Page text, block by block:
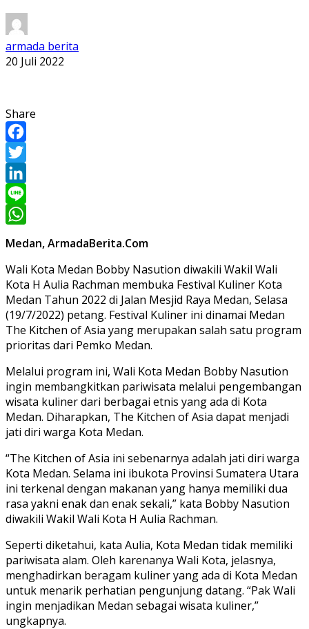
armada berita
20 Juli 2022
Share
Facebook
Twitter
LinkedIn
Line
Medan, ArmadaBerita.Com
Wali Kota Medan Bobby Nasution diwakili Wakil Wali
Kota H Aulia Rachman membuka Festival Kuliner Kota
Medan Tahun 2022 di Jalan Mesjid Raya Medan, Selasa
(19/7/2022) petang. Festival Kuliner ini dinamai Medan
The Kitchen of Asia yang merupakan salah satu program
prioritas dari Pemko Medan.
Melalui program ini, Wali Kota Medan Bobby Nasution
ingin membangkitkan pariwisata melalui pengembangan
wisata kuliner dari berbagai etnis yang ada di Kota
Medan. Diharapkan, The Kitchen of Asia dapat menjadi
jati diri warga Kota Medan.
“The Kitchen of Asia ini sebenarnya adalah jati diri warga
Kota Medan. Selama ini ibukota Provinsi Sumatera Utara
ini terkenal dengan makanan yang hanya memiliki dua
rasa yakni enak dan enak sekali,” kata Bobby Nasution
diwakili Wakil Wali Kota H Aulia Rachman.
Seperti diketahui, kata Aulia, Kota Medan tidak memiliki
pariwisata alam. Oleh karenanya Wali Kota, jelasnya,
menghadirkan beragam kuliner yang ada di Kota Medan
untuk menarik perhatian pengunjung datang. “Pak Wali
ingin menjadikan Medan sebagai wisata kuliner,”
ungkapnya.